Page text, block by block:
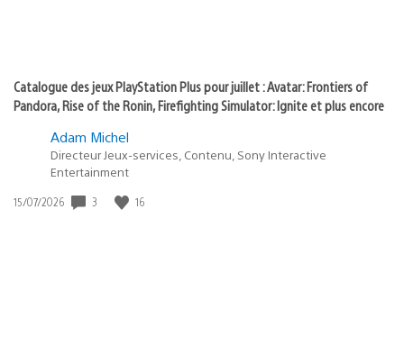
Catalogue des jeux PlayStation Plus pour juillet : Avatar: Frontiers of
Pandora, Rise of the Ronin, Firefighting Simulator: Ignite et plus encore
Adam Michel
Directeur Jeux-services, Contenu, Sony Interactive
Entertainment
Date
15/07/2026 3 16